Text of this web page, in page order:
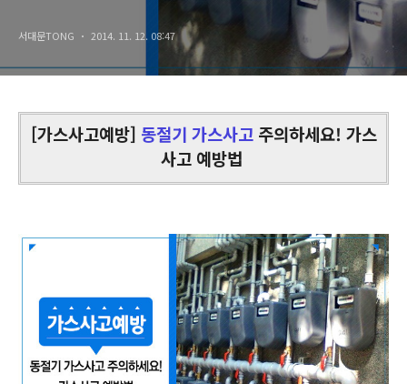
서대문TONG 2014. 11. 12. 08:47
[가스사고예방] 동절기 가스사고주의하세요! 가스
사고 예방법